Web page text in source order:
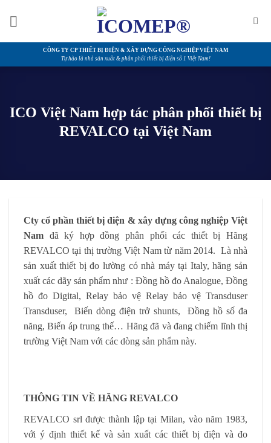
CÔNG TY CP THIẾT BỊ ĐIỆN & XÂY DỰNG CÔNG NGHIỆP VIỆT NAM
Tự hào là nhà sản xuất & phân phối thiết bị điện số 1 Việt Nam!
ICO Việt Nam hợp tác phân phối thiết bị
REVALCO tại Việt Nam
Cty cổ phần thiết bị điện & xây dựng công nghiệp Việt
Nam đã ký hợp đồng phân phối các thiết bị Hãng
REVALCO tại thị trường Việt Nam từ năm 2014. Là nhà
sản xuất thiết bị đo lường có nhà máy tại Italy, hãng sản
xuất các dãy sản phẩm như : Đồng hồ đo Analogue, Đồng
hồ đo Digital, Relay bảo vệ Relay bảo vệ Transduser
Transduser, Biến dòng điện trở shunts, Đồng hồ số đa
năng, Biến áp trung thế… Hãng đã và đang chiếm lĩnh thị
trường Việt Nam với các dòng sản phẩm này.
THÔNG TIN VỀ HÃNG REVALCO
REVALCO srl được thành lập tại Milan, vào năm 1983,
với ý định thiết kế và sản xuất các thiết bị điện và đo